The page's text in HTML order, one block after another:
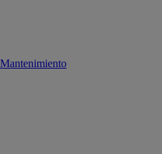
Mantenimiento